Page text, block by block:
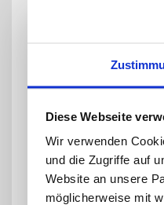
Diese Webseite
Wir verwenden
und die Zugriffe auf
Website an unsere
möglicherweise mit
sind es